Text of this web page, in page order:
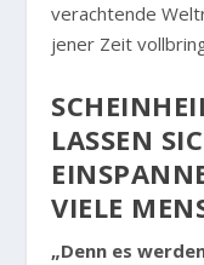
verachtende
jener Zeit
LASSEN
VIELE
„Denn es